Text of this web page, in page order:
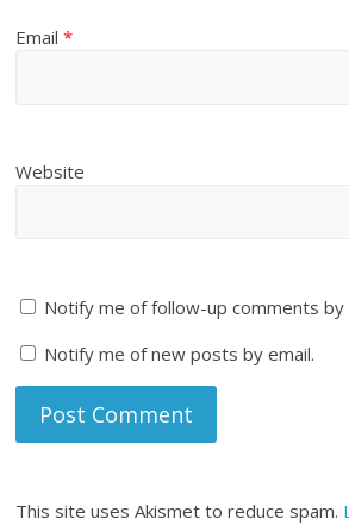
Email*
Website
Notify me of follow-up comments by
Notify me of new posts by email.
This site uses Akismet to reduce spam.